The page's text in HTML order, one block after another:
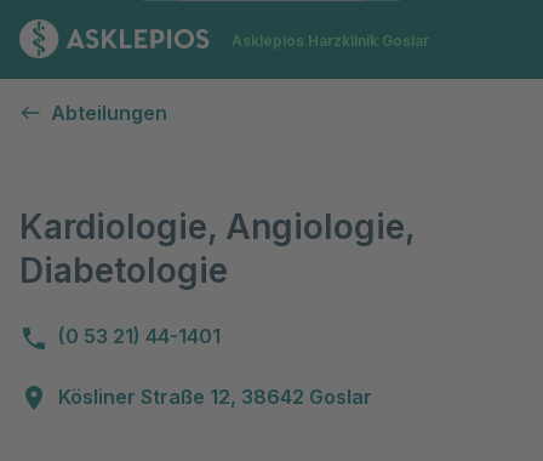
Zur Startseite
Asklepios Harzklinik Goslar
Abteilungen
Kardiologie, Angiologie,
Diabetologie
(0 53 21) 44-1401
Kösliner Straße 12, 38642 Goslar